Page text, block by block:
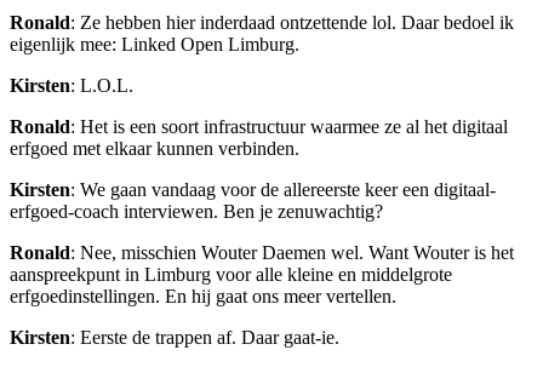
Ronald: Ze hebben hier inderdaad ontzettende lol. Daar bedoel ik
eigenlijk mee: Linked Open Limburg.
Kirsten: L.O.L.
Ronald: Het is een soort infrastructuur waarmee ze al het digitaal
erfgoed met elkaar kunnen verbinden.
Kirsten: We gaan vandaag voor de allereerste keer een digitaal-
erfgoed-coach interviewen. Ben je zenuwachtig?
Ronald: Nee, misschien Wouter Daemen wel. Want Wouter is het
aanspreekpunt in Limburg voor alle kleine en middelgrote
erfgoedinstellingen. En hij gaat ons meer vertellen.
Kirsten: Eerste de trappen af. Daar gaat-ie.